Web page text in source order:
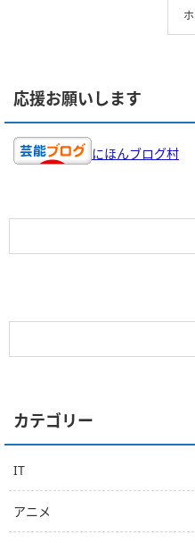
応援お願いします
にほんブログ村
カテゴリー
IT
アニメ